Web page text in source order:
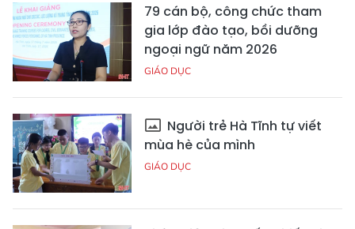
79 cán bộ, công chức tham
gia lớp đào tạo, bồi dưỡng
ngoại ngữ năm 2026
GIÁO DỤC
Người trẻ Hà Tĩnh tự viết
mùa hè của mình
GIÁO DỤC